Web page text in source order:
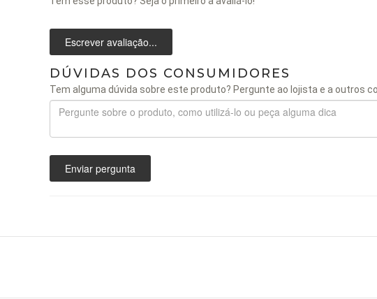
Escrever avaliação...
DÚVIDAS DOS CONSUMIDORES
Tem alguma dúvida sobre este produto? Pergunte ao lojista e a outros
Enviar pergunta